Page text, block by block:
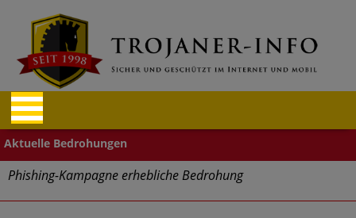
Phishing-Kampagne erhebliche Bedrohung